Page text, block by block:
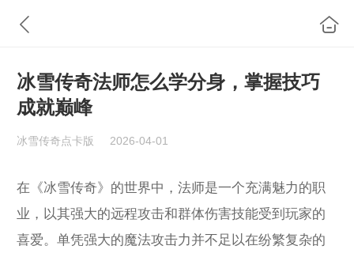
冰雪传奇法师怎么学分身，掌握技巧
成就巅峰
冰雪传奇点卡版 2026-04-01
在《冰雪传奇》的世界中，法师是一个充满魅力的职
业，以其强大的远程攻击和群体伤害技能受到玩家的
喜爱。单凭强大的魔法攻击力并不足以在纷繁复杂的